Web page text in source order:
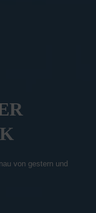
R
K
von gestern und